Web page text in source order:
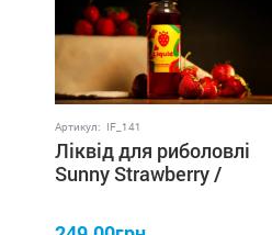
Артикул: IF_141
Ліквід для риболовлі
Sunny Strawberry /